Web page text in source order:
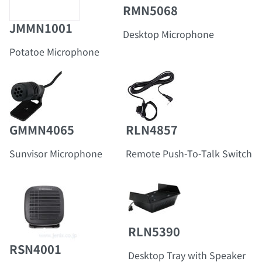
JMMN1001
Potatoe Microphone
RMN5068
Desktop Microphone
GMMN4065
Sunvisor Microphone
RLN4857
Remote Push-To-Talk Switch
RSN4001
RLN5390
Desktop Tray with Speaker